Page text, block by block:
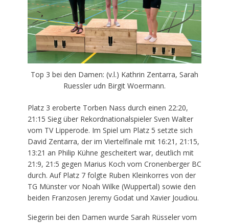
Top 3 bei den Damen: (v.l.) Kathrin Zentarra, Sarah
Ruessler udn Birgit Woermann.
Platz 3 eroberte Torben Nass durch einen 22:20,
21:15 Sieg über Rekordnationalspieler Sven Walter
vom TV Lipperode. Im Spiel um Platz 5 setzte sich
David Zentarra, der im Viertelfinale mit 16:21, 21:15,
13:21 an Philip Kühne gescheitert war, deutlich mit
21:9, 21:5 gegen Marius Koch vom Cronenberger BC
durch. Auf Platz 7 folgte Ruben Kleinkorres von der
TG Münster vor Noah Wilke (Wuppertal) sowie den
beiden Franzosen Jeremy Godat und Xavier Joudiou.
Siegerin bei den Damen wurde Sarah Rüsseler vom